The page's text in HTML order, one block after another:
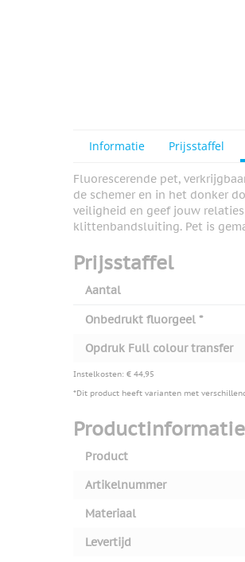
Informatie Prijsstaffel
Fluorescerende pet,
de schemer en in het donker
veiligheid en geef jouw
klittenbandsluiting. Pet is
Prijsstaffel
Aantal
Onbedrukt fluorgeel *
Opdruk Full colour transfer
Instelkosten: € 44,95
*Dit product heeft varianten met
Productinformatie
Product
Artikelnummer
Materiaal
Levertijd